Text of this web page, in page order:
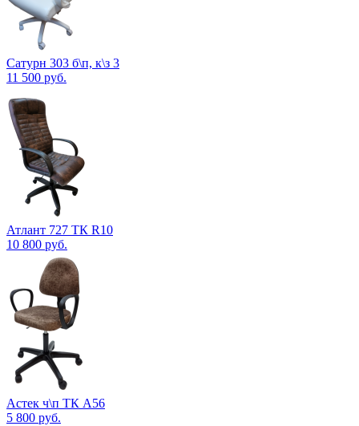
Сатурн 303 б\п, к\з 3
11 500 руб.
Атлант 727 ТК R10
10 800 руб.
Астек ч\п ТК А56
5 800 руб.